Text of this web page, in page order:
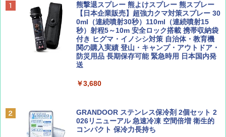
BE-PAL(ビ-パル) 2026年 9 月号【特別付録:
SOTO ミニマル"旅"財布 ランダム2種】
￥1,500
ディズニーファン ２０２６年 ９月号 [雑
山と溪谷 2026年8月号「南アルプス大全」
D40 地球の歩き方 チェンマイ タイ北部の魅
力的な町 2026～2027 地球の歩き方D アジア
￥2,079
地球の歩き方 スター・ウォーズ
￥2,695
A09 地球の歩き方 イタリア 2026～2027 地
[キャンパーズコレクション 山善] ポップアッ
プテント 傘みたいに広げて畳める パッとサ
ッとサンシェード キューブ フルクローズ メ
ッシュ 簡単設置 ワンタッチテント キャンプ
&ハイキング カーキ PATC-150(KH)
￥6,830
PYKES PEAK (パイクスピーク) 着替えテン
ーチ ピクニック ポップアップテント 携帯 簡
易 トイレテント (グレー)
熊撃退スプレー 熊よけスプレー 熊スプレー
【日本企業販売】超強力クマ対策スプレー 30
0ml（連続噴射30秒）110ml（連続噴射15
秒）射程5～10m 安全ロック搭載 携帯収納袋
付き ヒグマ・イノシシ対策 自治体・教育機
関の購入実績 登山・キャンプ・アウトドア・
防災用品 長期保存可能 緊急時用 日本国内発
送
￥3,680
GRANDOOR ステンレス保冷剤 2個セット 2
026リニューアル 急速冷凍 空間倍増 衛生的
コンパクト 保冷力長持ち